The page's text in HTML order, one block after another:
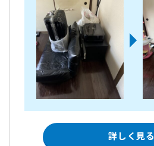
詳しく見る